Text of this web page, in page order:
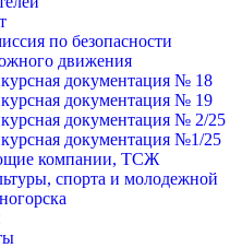
по безопасности
движения
документация № 18
документация № 19
документация № 2/25
документация №1/25
компании, ТСЖ
спорта и молодежной